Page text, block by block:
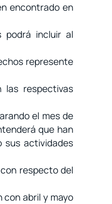
encontrado en
podrá incluir al
represente
las respectivas
el mes de
que han
sus actividades
respecto del
con abril y mayo